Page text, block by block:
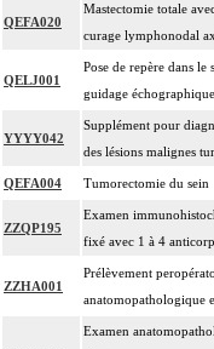
QEFA020
Mastectomie totale
curage lymphonodal
QELJ001
Pose de repère dans le
guidage échographique
YYYY042
Supplément pour
des lésions malignes
QEFA004 Tumorectomie du sein
ZZQP195
Examen
fixé avec 1 à 4
ZZHA001
Prélèvement
anatomopathologique
Examen